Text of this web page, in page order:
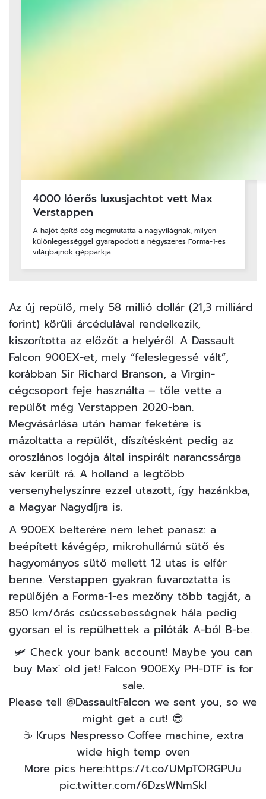
4000 lóerős luxusjachtot vett Max
Verstappen
A hajót építő cég megmutatta a nagyvilágnak, milyen
különlegességgel gyarapodott a négyszeres Forma-1-es
világbajnok gépparkja.
Az új repülő, mely 58 millió dollár (21,3 milliárd
forint) körüli árcédulával rendelkezik,
kiszorította az előzőt a helyéről. A Dassault
Falcon 900EX-et, mely “feleslegessé vált”,
korábban Sir Richard Branson, a Virgin-
cégcsoport feje használta – tőle vette a
repülőt még Verstappen 2020-ban.
Megvásárlása után hamar feketére is
mázoltatta a repülőt, díszítésként pedig az
oroszlános logója által inspirált narancssárga
sáv került rá. A holland a legtöbb
versenyhelyszínre ezzel utazott, így hazánkba,
a Magyar Nagydíjra is.
A 900EX belterére nem lehet panasz: a
beépített kávégép, mikrohullámú sütő és
hagyományos sütő mellett 12 utas is elfér
benne. Verstappen gyakran fuvaroztatta is
repülőjén a Forma-1-es mezőny több tagját, a
850 km/órás csúcssebességnek hála pedig
gyorsan el is repülhettek a pilóták A-ból B-be.
🛩️ Check your bank account! Maybe you can
buy Max' old jet! Falcon 900EXy PH-DTF is for
sale.
Please tell @DassaultFalcon we sent you, so we
might get a cut! 😎
☕️ Krups Nespresso Coffee machine, extra
wide high temp oven
More pics here:https://t.co/UMpTORGPUu
pic.twitter.com/6DzsWNmSkI